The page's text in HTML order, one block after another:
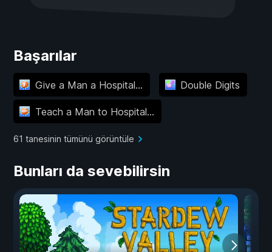
Başarılar
Give a Man a Hospital... Double Digits
Teach a Man to Hospital...
61 tanesinin tümünü görüntüle
Bunları da sevebilirsin